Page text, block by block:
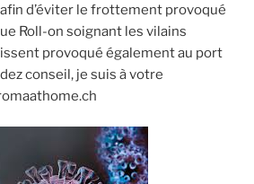
d’éviter le frottement provoqué
Roll-on soignant les vilains
provoqué également au port
conseil, je suis à votre